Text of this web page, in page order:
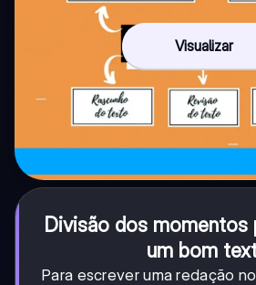
Visualizar
Divisão dos momentos
um bom
Para escrever uma redação